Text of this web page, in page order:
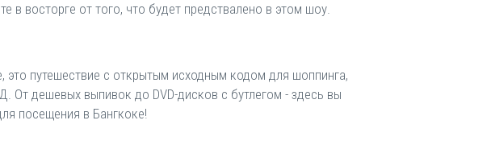
в восторге от того, что будет предствалено в этом шоу.
путешествие с открытым исходным кодом для шоппинга,
От дешевых выпивок до DVD-дисков с бутлегом - здесь вы
посещения в Бангкоке!